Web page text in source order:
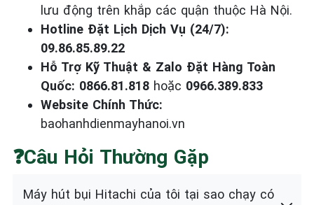
lưu động trên khắp các quận thuộc Hà Nội.
Hotline Đặt Lịch Dịch Vụ (24/7):
09.86.85.89.22
Hỗ Trợ Kỹ Thuật & Zalo Đặt Hàng Toàn
Quốc: 0866.81.818 hoặc 0966.389.833
Website Chính Thức:
baohanhdienmayhanoi.vn
❓Câu Hỏi Thường Gặp
Máy hút bụi Hitachi của tôi tại sao chạy có